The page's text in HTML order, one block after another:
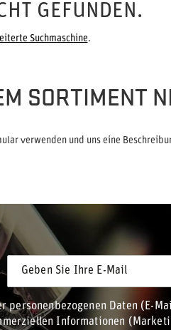
GEFUNDEN.
Suchmaschine.
SORTIMENT
verwenden und uns eine
Geben Sie Ihre E-Mail
Daten (E-
Informationen